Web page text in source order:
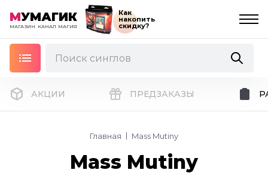
МУМАГИК
МАГАЗИН КАНАЛ МАГИЯ
Как
накопить
скидку?
АКЦИИ ПРЕДЗАКАЗЫ
Главная Mass Mutiny
Mass Mutiny